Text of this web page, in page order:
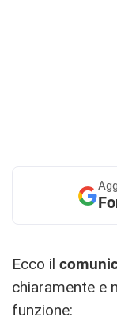
Ecco il
chiaramente e
funzione: